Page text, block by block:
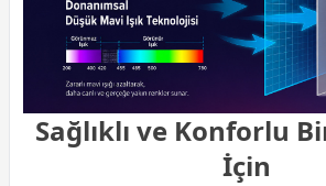
Sağlıklı ve Konforlu
İçin